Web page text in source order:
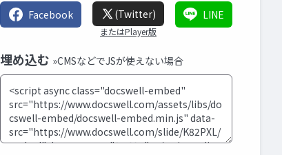
Facebook (Twitter)
またはPlayer版
LINE
埋め込む »CMSなどでJSが使えない場合